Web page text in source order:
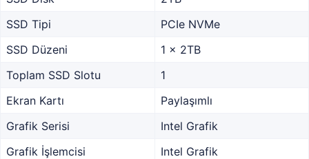
SSD Tipi
PCIe NVMe
SSD Düzeni
1 x 2TB
Toplam SSD Slotu
1
Ekran Kartı
Paylaşımlı
Grafik Serisi
Intel Grafik
Grafik İşlemcisi
Intel Grafik